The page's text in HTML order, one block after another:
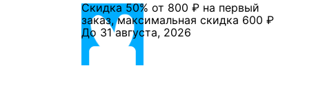
Скидка 50% от 800 ₽ на первый
заказ, максимальная скидка 600 ₽
До 31 августа, 2026